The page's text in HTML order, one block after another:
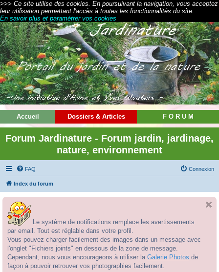
>>> Ce site utilise des cookies. En poursuivant la navigation, vous acceptez
leur utilisation permettant l'accès à toutes les fonctionnalités du site.
En savoir plus et paramétrer vos cookies
Accueil Dossiers & Articles F O R U M
Forum Jardinature - Forum jardin, jardinage,
nature, environnement
FAQ Connexion
Index du forum
Le système de notifications remplace les avertissements
par email. Tout est réglable dans votre profil.
Vous pouvez charger facilement des images dans un message avec
l'onglet "Fichiers joints" en dessous de la zone de message.
Cependant, nous vous encourageons à utiliser la Galerie Photos de
façon à pouvoir retrouver vos photographies facilement.